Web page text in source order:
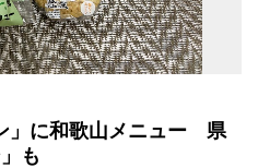
」に和歌山メニュー 県
も